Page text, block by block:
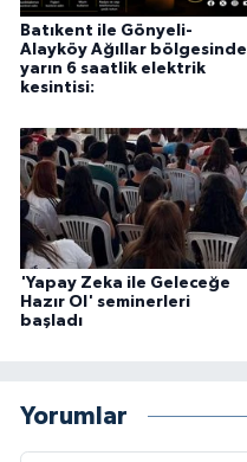
Batıkent ile Gönyeli-
Alayköy Ağıllar bölgesinde
yarın 6 saatlik elektrik
kesintisi:
'Yapay Zeka ile Geleceğe
Hazır Ol' seminerleri
başladı
Yorumlar